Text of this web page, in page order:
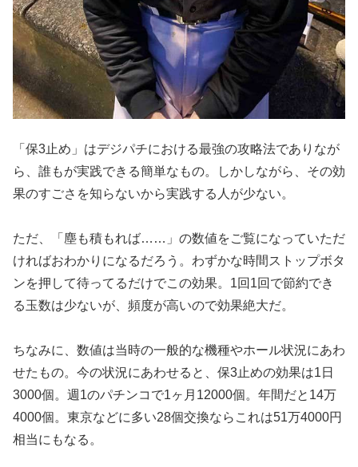
「保3止め」はデジパチにおける最強の攻略法でありなが
ら、誰もが実践できる簡単なもの。しかしながら、その効
果のすごさを知らないから実践する人が少ない。
ただ、「塵も積もれば……」の数値をご覧になっていただ
ければおわかりになるだろう。わずかな時間ストップボタ
ンを押して待ってるだけでこの効果。1回1回で節約でき
る玉数は少ないが、頻度が高いので効果絶大だ。
ちなみに、数値は当時の一般的な機種やホール状況にあわ
せたもの。今の状況にあわせると、保3止めの効果は1日
3000個。週1のパチンコで1ヶ月12000個。年間だと14万
4000個。東京などに多い28個交換ならこれは51万4000円
相当にもなる。